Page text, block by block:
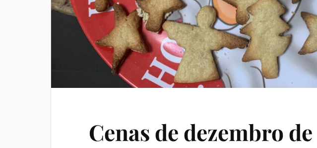
Cenas de dezembro